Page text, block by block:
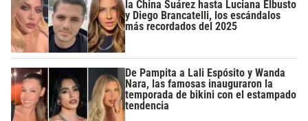
la China Suárez hasta Luciana Elbusto
y Diego Brancatelli, los escándalos
más recordados del 2025
De Pampita a Lali Espósito y Wanda
Nara, las famosas inauguraron la
temporada de bikini con el estampado
tendencia